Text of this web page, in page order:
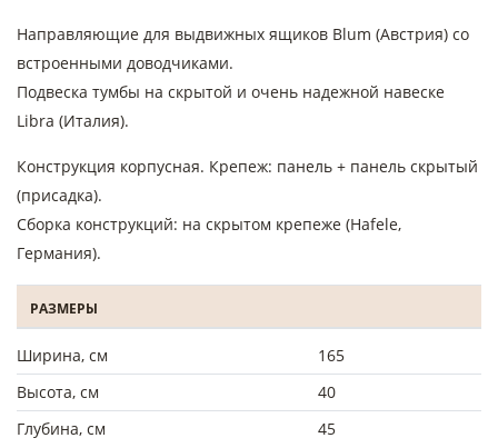
Направляющие для выдвижных ящиков Blum (Австрия) со
встроенными доводчиками.
Подвеска тумбы на скрытой и очень надежной навеске
Libra (Италия).
Конструкция корпусная. Крепеж: панель + панель скрытый
(присадка).
Сборка конструкций: на скрытом крепеже (Hafele,
Германия).
РАЗМЕРЫ
Ширина, см
165
Высота, см
40
Глубина, см
45